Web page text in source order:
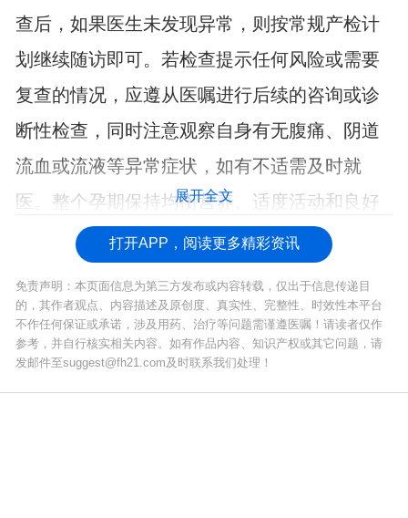
查后，如果医生未发现异常，则按常规产检计
划继续随访即可。若检查提示任何风险或需要
复查的情况，应遵从医嘱进行后续的咨询或诊
断性检查，同时注意观察自身有无腹痛、阴道
流血或流液等异常症状，如有不适需及时就
医。整个孕期保持均衡营养、适度活动和良好
心态，对母婴健康都至关重要。
展开全文
打开APP，阅读更多精彩资讯
免责声明：本页面信息为第三方发布或内容转载，仅出于信息传递目
的，其作者观点、内容描述及原创度、真实性、完整性、时效性本平台
不作任何保证或承诺，涉及用药、治疗等问题需谨遵医嘱！请读者仅作
参考，并自行核实相关内容。如有作品内容、知识产权或其它问题，请
发邮件至suggest@fh21.com及时联系我们处理！